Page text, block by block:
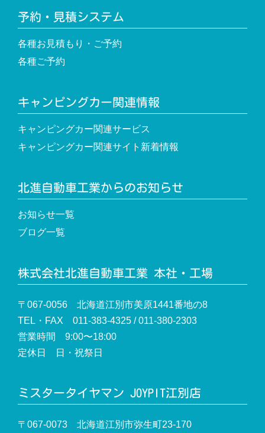
予約・見積システム
各種お見積もり・ご予約
各種ご予約
キャンピングカー関連情報
キャンピングカー関連サービス
キャンピングカー関連サイト新着情報
北進自動車工業からのお知らせ
お知らせ一覧
ブログ一覧
株式会社北進自動車工業 本社・工場
〒067-0056 北海道江別市美原1441番地の8
TEL・FAX 011-383-4325 / 011-380-2303
営業時間 9:00〜18:00
定休日 日・祝祭日
ミスタータイヤマン JOYPIT江別店
〒067-0073 北海道江別市弥生町23-170